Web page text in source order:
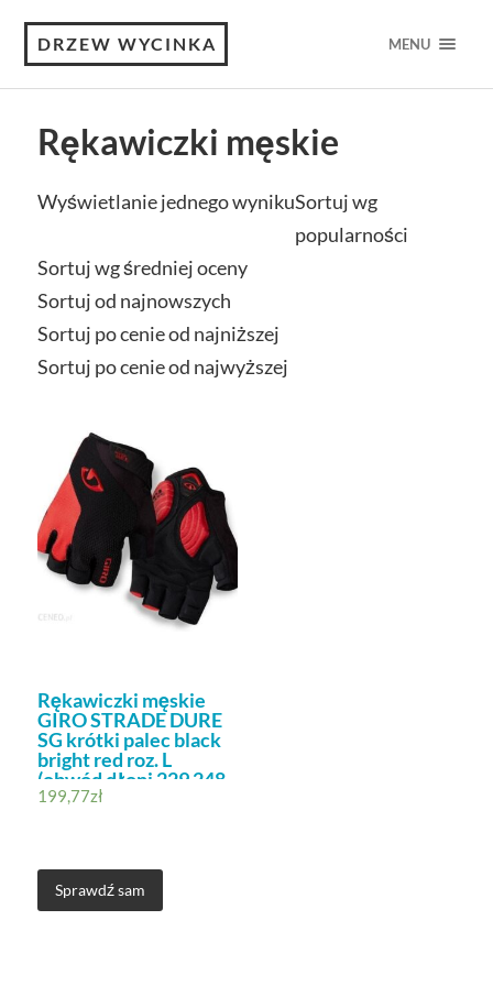
DRZEW WYCINKA MENU
Rękawiczki męskie
Wyświetlanie jednego wynikuSortuj wg
popularności
Sortuj wg średniej oceny
Sortuj od najnowszych
Sortuj po cenie od najniższej
Sortuj po cenie od najwyższej
Rękawiczki męskie
GIRO STRADE DURE
SG krótki palec black
bright red roz. L
(obwód dłoni 229 248
mm / dł. dłoni 189 199
199,77zł
Sprawdź sam